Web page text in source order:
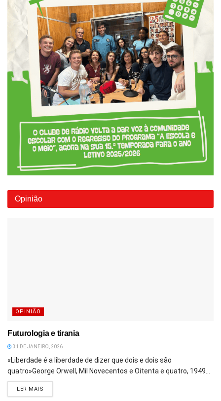
Opinião
OPINIÃO
Futurologia e tirania
31 DE JANEIRO, 2026
«Liberdade é a liberdade de dizer que dois e dois são
quatro»George Orwell, Mil Novecentos e Oitenta e quatro, 1949...
LER MAIS